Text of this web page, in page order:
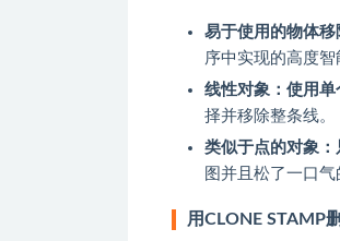
易于使用的物体移
序中实现的高度
线性对象：使用单
择并移除整条线。
类似于点的对象：
图并且松了一口
用CLONE STAMP